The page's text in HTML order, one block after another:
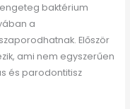
baktérium
a
Először
ami nem egyszerűen
és parodontitisz